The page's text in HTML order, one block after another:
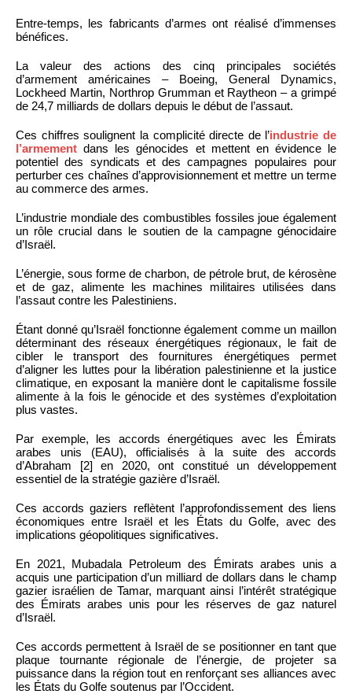
Entre-temps, les fabricants d’armes ont réalisé d’immenses
bénéfices.
La valeur des actions des cinq principales sociétés
d’armement américaines – Boeing, General Dynamics,
Lockheed Martin, Northrop Grumman et Raytheon – a grimpé
de 24,7 milliards de dollars depuis le début de l’assaut.
Ces chiffres soulignent la complicité directe de l’industrie de
l’armement dans les génocides et mettent en évidence le
potentiel des syndicats et des campagnes populaires pour
perturber ces chaînes d’approvisionnement et mettre un terme
au commerce des armes.
L’industrie mondiale des combustibles fossiles joue également
un rôle crucial dans le soutien de la campagne génocidaire
d’Israël.
L’énergie, sous forme de charbon, de pétrole brut, de kérosène
et de gaz, alimente les machines militaires utilisées dans
l’assaut contre les Palestiniens.
Étant donné qu’Israël fonctionne également comme un maillon
déterminant des réseaux énergétiques régionaux, le fait de
cibler le transport des fournitures énergétiques permet
d’aligner les luttes pour la libération palestinienne et la justice
climatique, en exposant la manière dont le capitalisme fossile
alimente à la fois le génocide et des systèmes d’exploitation
plus vastes.
Par exemple, les accords énergétiques avec les Émirats
arabes unis (EAU), officialisés à la suite des accords
d’Abraham [2] en 2020, ont constitué un développement
essentiel de la stratégie gazière d’Israël.
Ces accords gaziers reflètent l’approfondissement des liens
économiques entre Israël et les États du Golfe, avec des
implications géopolitiques significatives.
En 2021, Mubadala Petroleum des Émirats arabes unis a
acquis une participation d’un milliard de dollars dans le champ
gazier israélien de Tamar, marquant ainsi l’intérêt stratégique
des Émirats arabes unis pour les réserves de gaz naturel
d’Israël.
Ces accords permettent à Israël de se positionner en tant que
plaque tournante régionale de l’énergie, de projeter sa
puissance dans la région tout en renforçant ses alliances avec
les États du Golfe soutenus par l’Occident.